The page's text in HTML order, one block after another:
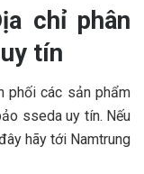
chỉ phân
tín
phối các sản phẩm
sseda uy tín. Nếu
hãy tới Namtrung